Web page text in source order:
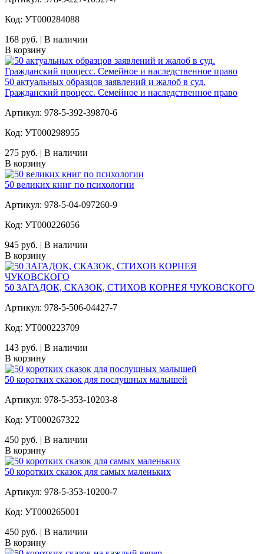
Код: УТ000284088
168 руб. | В наличии
В корзину
50 актуальных образцов заявлений и жалоб в суд.
Гражданский процесс. Семейное и наследственное право
Артикул: 978-5-392-39870-6
Код: УТ000298955
275 руб. | В наличии
В корзину
50 великих книг по психологии
Артикул: 978-5-04-097260-9
Код: УТ000226056
945 руб. | В наличии
В корзину
50 ЗАГАДОК, СКАЗОК, СТИХОВ КОРНЕЯ ЧУКОВСКОГО
Артикул: 978-5-506-04427-7
Код: УТ000223709
143 руб. | В наличии
В корзину
50 коротких сказок для послушных малышей
Артикул: 978-5-353-10203-8
Код: УТ000267322
450 руб. | В наличии
В корзину
50 коротких сказок для самых маленьких
Артикул: 978-5-353-10200-7
Код: УТ000265001
450 руб. | В наличии
В корзину